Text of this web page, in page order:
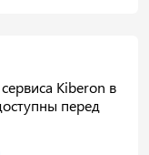
Kiberon в
перед